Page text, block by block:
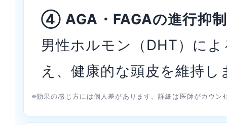
④ AGA・FAGAの進行抑制
男性ホルモン（DHT）に
え、健康的な頭皮を維持し
※効果の感じ方には個人差があります。詳細は医師がカウン